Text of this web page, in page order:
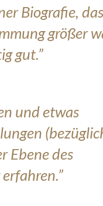
Biografie,
größer
gut.”
und etwas
Ebene des